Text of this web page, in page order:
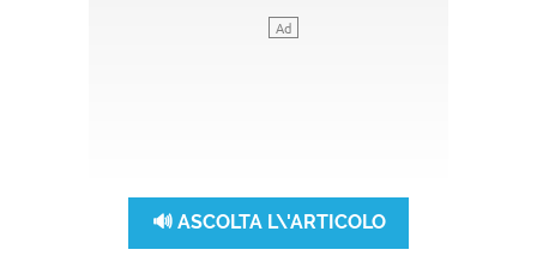
🔊 ASCOLTA L\'ARTICOLO